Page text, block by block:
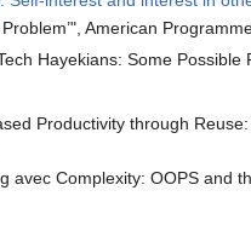
American
Hayekians: Some
Productivity through
avec Complexity: OOPS and